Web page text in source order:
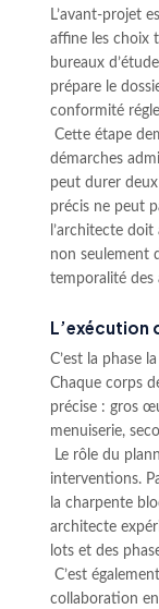
L’avant-projet
affine les choix
bureaux
prépare le
conformité
Cette étape
démarches
peut durer
précis ne peut
l’architecte
non seulement
temporalité des
L’exécution
C’est la phase
Chaque corps
précise : gros
menuiserie,
Le rôle du
interventions.
la charpente
architecte
lots et des
C’est
collaboration en